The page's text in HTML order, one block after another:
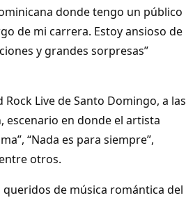
donde tengo un público
de mi carrera. Estoy ansioso de
y grandes sorpresas”
Live de Santo Domingo, a las
escenario en donde el artista
“Nada es para siempre”,
otros.
de música romántica del